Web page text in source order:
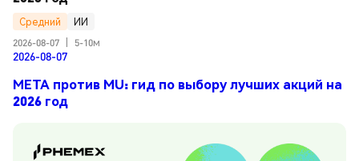
Средний
ИИ
2026-08-07
5-10м
2026-08-07
META против MU: гид по выбору лучших акций на
2026 год